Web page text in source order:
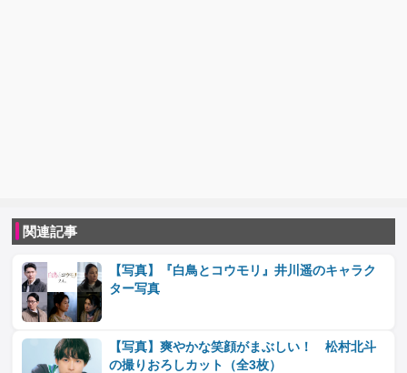
関連記事
【写真】『白鳥とコウモリ』井川遥のキャラク
ター写真
【写真】爽やかな笑顔がまぶしい！ 松村北斗
の撮りおろしカット（全3枚）